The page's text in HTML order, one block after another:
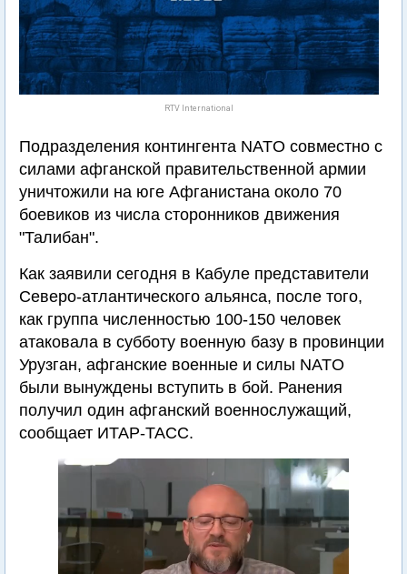
RTV International
Подразделения контингента NATO совместно с
силами афганской правительственной армии
уничтожили на юге Афганистана около 70
боевиков из числа сторонников движения
"Талибан".
Как заявили сегодня в Кабуле представители
Северо-атлантического альянса, после того,
как группа численностью 100-150 человек
атаковала в субботу военную базу в провинции
Урузган, афганские военные и силы NATO
были вынуждены вступить в бой. Ранения
получил один афганский военнослужащий,
сообщает ИТАР-ТАСС.